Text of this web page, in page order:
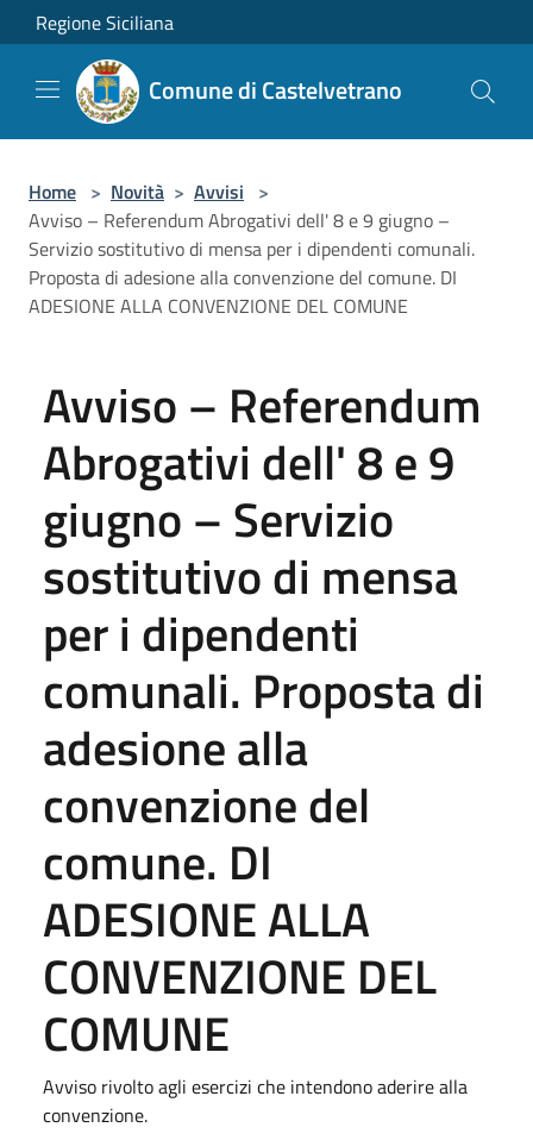
Salta al contenuto principale
Regione Siciliana
Comune di Castelvetrano
Home > Novità > Avvisi >
Avviso – Referendum Abrogativi dell' 8 e 9 giugno –
Servizio sostitutivo di mensa per i dipendenti comunali.
Proposta di adesione alla convenzione del comune. DI
ADESIONE ALLA CONVENZIONE DEL COMUNE
Avviso – Referendum
Abrogativi dell' 8 e 9
giugno – Servizio
sostitutivo di mensa
per i dipendenti
comunali. Proposta di
adesione alla
convenzione del
comune. DI
ADESIONE ALLA
CONVENZIONE DEL
COMUNE
Avviso rivolto agli esercizi che intendono aderire alla
convenzione.